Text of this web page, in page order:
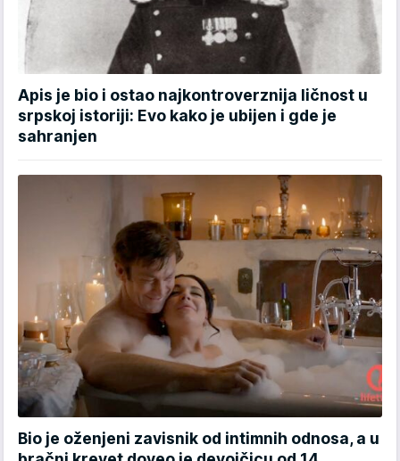
Apis je bio i ostao najkontroverznija ličnost u
srpskoj istoriji: Evo kako je ubijen i gde je
sahranjen
Bio je oženjeni zavisnik od intimnih odnosa, a u